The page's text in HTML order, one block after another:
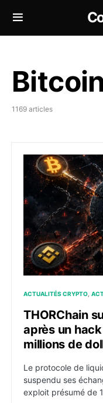
Bitcoin
1169 articles
THORChain
ACTUALITÉS CRYPTO
THORChain
après un
millions de
Le protocole de
suspendu ses
exploit présumé de